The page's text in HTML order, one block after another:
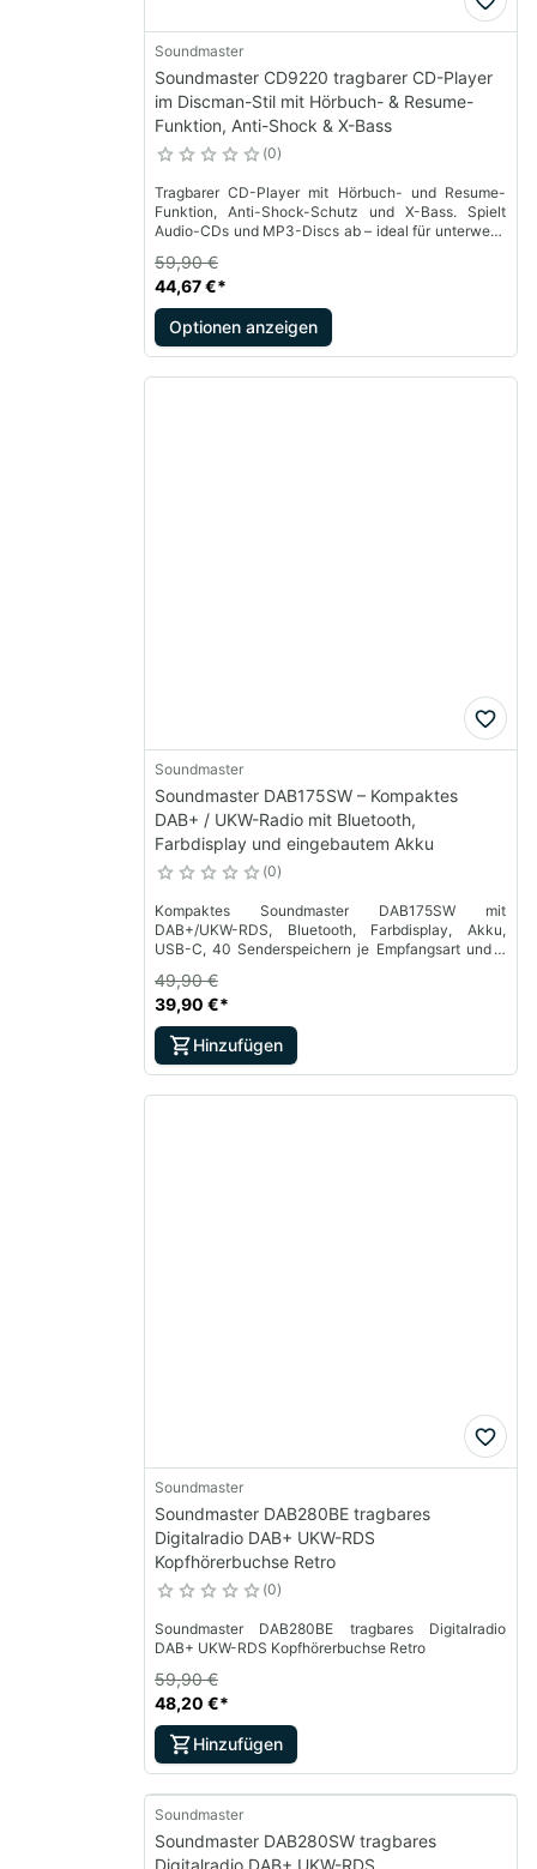
Soundmaster
Soundmaster CD9220 tragbarer CD-Player
im Discman-Stil mit Hörbuch- & Resume-
Funktion, Anti-Shock & X-Bass
0
Tragbarer CD-Player mit Hörbuch- und Resume-
Funktion, Anti-Shock-Schutz und X-Bass. Spielt
Audio-CDs und MP3-Discs ab – ideal für unterwegs
44,67 €*
59,90 €
Optionen anzeigen
Soundmaster
Soundmaster DAB175SW – Kompaktes
DAB+ / UKW-Radio mit Bluetooth,
Farbdisplay und eingebautem Akku
0
Kompaktes Soundmaster DAB175SW mit
DAB+/UKW-RDS, Bluetooth, Farbdisplay, Akku,
USB-C, 40 Senderspeichern je Empfangsart und 2
39,90 €*
49,90 €
Hinzufügen
Soundmaster
Soundmaster DAB280BE tragbares
Digitalradio DAB+ UKW-RDS
Kopfhörerbuchse Retro
0
Soundmaster DAB280BE tragbares Digitalradio
DAB+ UKW-RDS Kopfhörerbuchse Retro
48,20 €*
59,90 €
Hinzufügen
Soundmaster
Soundmaster DAB280SW tragbares
Digitalradio DAB+ UKW-RDS